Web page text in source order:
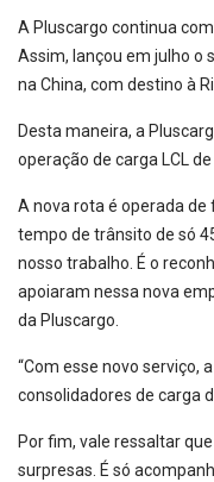
A Pluscargo continua
Assim, lançou em julho o
na China, com destino à
Desta maneira, a
operação de carga LCL
A nova rota é operada
tempo de trânsito de só
nosso trabalho. É o
apoiaram nessa nova
da Pluscargo.
“Com esse novo serviço,
consolidadores de carga
Por fim, vale ressaltar
surpresas. É só